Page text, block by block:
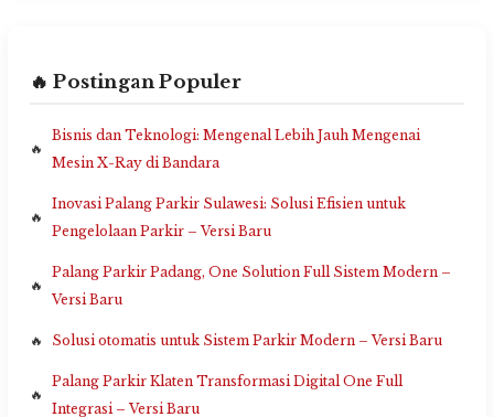
🔥 Postingan Populer
Bisnis dan Teknologi: Mengenal Lebih Jauh Mengenai
Mesin X-Ray di Bandara
Inovasi Palang Parkir Sulawesi: Solusi Efisien untuk
Pengelolaan Parkir – Versi Baru
Palang Parkir Padang, One Solution Full Sistem Modern –
Versi Baru
Solusi otomatis untuk Sistem Parkir Modern – Versi Baru
Palang Parkir Klaten Transformasi Digital One Full
Integrasi – Versi Baru